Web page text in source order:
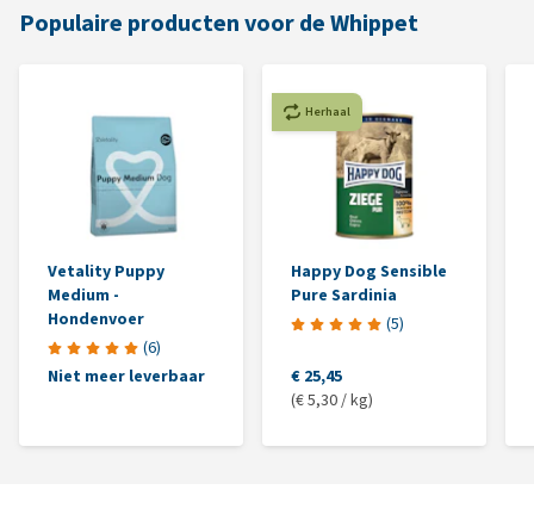
Populaire producten voor de Whippet
Vetality Puppy
Medium -
Hondenvoer
(6)
Niet meer leverbaar
Herhaal
Happy Dog Sensible
Pure Sardinia
(5)
€ 25,45
(€ 5,30 / kg)